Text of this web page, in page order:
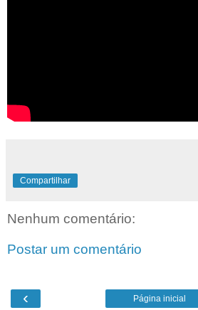
Compartilhar
Nenhum comentário:
Postar um comentário
‹ Página inicial